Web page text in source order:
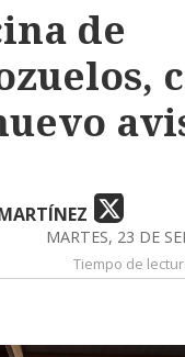
de
MARTES, 23 DE
Tiempo de